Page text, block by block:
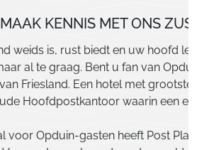
MAAK KENNIS MET ONS
weids is, rust biedt en uw hoofd
al te graag. Bent u fan van
Friesland. Een hotel met
Hoofdpostkantoor waarin een
voor Opduin-gasten heeft Post